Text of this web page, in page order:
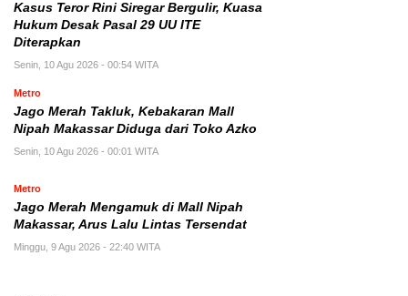
Kasus Teror Rini Siregar Bergulir, Kuasa
Hukum Desak Pasal 29 UU ITE
Diterapkan
Senin, 10 Agu 2026 - 00:54 WITA
Metro
Jago Merah Takluk, Kebakaran Mall
Nipah Makassar Diduga dari Toko Azko
Senin, 10 Agu 2026 - 00:01 WITA
Metro
Jago Merah Mengamuk di Mall Nipah
Makassar, Arus Lalu Lintas Tersendat
Minggu, 9 Agu 2026 - 22:40 WITA